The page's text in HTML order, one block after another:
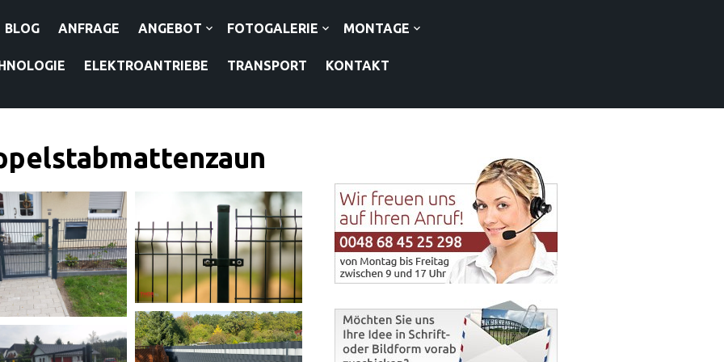
BLOG ANFRAGE ANGEBOT FOTOGALERIE MONTAGE
ELEKTROANTRIEBE TRANSPORT KONTAKT